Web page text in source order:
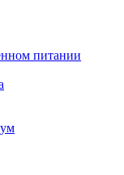
питании